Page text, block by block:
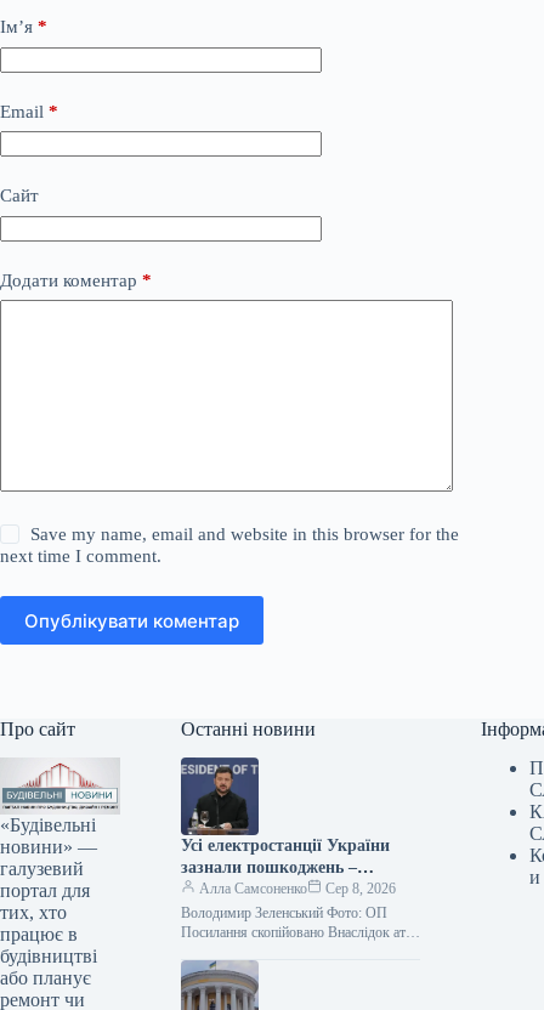
Ім’я *
Email *
Сайт
Додати коментар *
Save my name, email and website in this browser for the
next time I comment.
Опублікувати коментар
Про сайт
«Будівельні
новини» —
галузевий
портал для
тих, хто
працює в
будівництві
або планує
ремонт чи
Останні новини
Усі електростанції України
зазнали пошкоджень –
Зеленський
Алла Самсоненко
Сер 8, 2026
Володимир Зеленський Фото: ОП
Посилання скопійовано Внаслідок атак
жодного цілого об’єкта
енергогенерації в Україні.…
и